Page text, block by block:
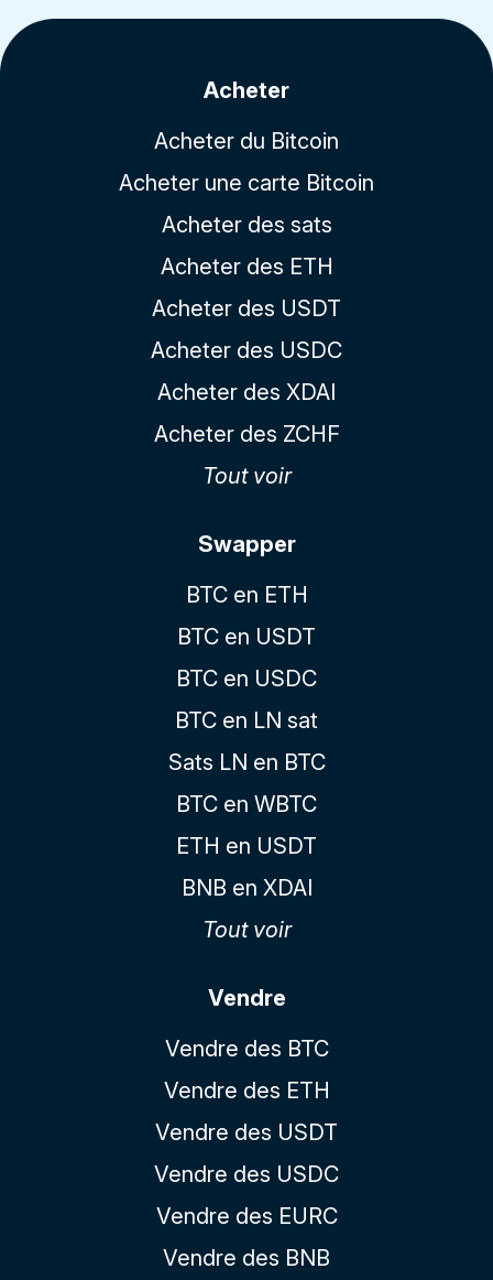
Acheter
Acheter du Bitcoin
Acheter une carte Bitcoin
Acheter des sats
Acheter des ETH
Acheter des USDT
Acheter des USDC
Acheter des XDAI
Acheter des ZCHF
Tout voir
Swapper
BTC en ETH
BTC en USDT
BTC en USDC
BTC en LN sat
Sats LN en BTC
BTC en WBTC
ETH en USDT
BNB en XDAI
Tout voir
Vendre
Vendre des BTC
Vendre des ETH
Vendre des USDT
Vendre des USDC
Vendre des EURC
Vendre des BNB